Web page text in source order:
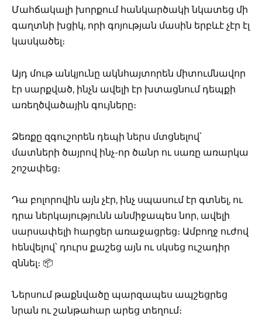
Մահճակալի խորքում հանկարծակի նկատեց մի
գաղտնի խցիկ, որի գոյության մասին երբևէ չէր էլ
կասկածել։
Այդ մութ անկյունը ակնհայտորեն միտումնավոր
էր սարքված, ինչն ավելի էր խտացնում դեպքի
առեղծվածային գույները։
Ձեռքը զգուշորեն դեպի ներս մտցնելով՝
մատների ծայրով ինչ-որ ծանր ու սառը առարկա
շոշափեց։
Դա բոլորովին այն չէր, ինչ սպասում էր գտնել, ու
դրա ներկայությունն անմիջապես նոր, ավելի
սարսափելի հարցեր առաջացրեց։ Ամբողջ ուժով
հենվելով՝ դուրս քաշեց այն ու սկսեց ուշադիր
զննել։ 📦
Ներսում թաքնվածը պարզապես ապշեցրեց
նրան ու շանթահար արեց տեղում։